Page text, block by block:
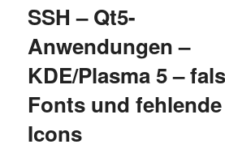
SSH – Qt5-
Anwendungen –
KDE/Plasma 5 –
Fonts und fehlende
Icons